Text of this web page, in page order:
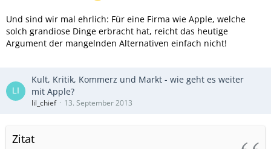
Und sind wir mal ehrlich: Für eine Firma wie Apple, welche
solch grandiose Dinge erbracht hat, reicht das heutige
Argument der mangelnden Alternativen einfach nicht!
Kult, Kritik, Kommerz und Markt - wie geht es weiter
mit Apple?
lil_chief 13. September 2013
Zitat